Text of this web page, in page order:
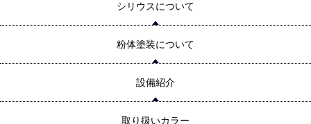
シリウスについて
粉体塗装について
設備紹介
取り扱いカラー